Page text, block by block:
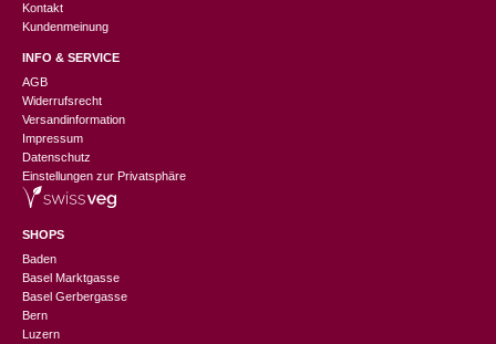
Kontakt
Kundenmeinung
INFO & SERVICE
AGB
Widerrufsrecht
Versandinformation
Impressum
Datenschutz
Einstellungen zur Privatsphäre
SHOPS
Baden
Basel Marktgasse
Basel Gerbergasse
Bern
Luzern